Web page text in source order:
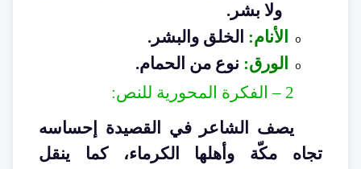
ولا بشر .
o الأنام: الخلق والبشر .
o الورق: نوع من الحمام.
2 –
الفكرة المحورية للنص:
يصف الشاعر في القصيدة إحساسه
تجاه مكّة وأهلها الكرماء، كما ينقل